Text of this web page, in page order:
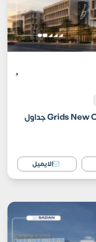
مول جريدز القاهرة الجديدة Grids New Cairo جداول
الايميل